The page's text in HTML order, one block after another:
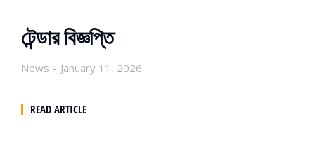
টেন্ডার বিজ্ঞপ্তি
News January 11, 2026
READ ARTICLE